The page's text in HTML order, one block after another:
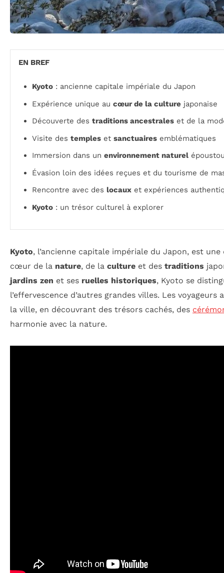
EN BREF
Kyoto : ancienne capitale impériale du Japon
Expérience unique au cœur de la culture japonaise
Découverte des traditions ancestrales et de la
Visite des temples et sanctuaires emblématiques
Immersion dans un environnement naturel
Évasion loin des idées reçues et du tourisme de
Rencontre avec des locaux et expériences
Kyoto : un trésor culturel à explorer
Kyoto, l’ancienne capitale impériale du Japon, est
cœur de la nature, de la culture et des traditions
jardins zen et ses ruelles historiques, Kyoto se
l’effervescence d’autres grandes villes. Les
la ville, en découvrant des trésors cachés, des
harmonie avec la nature.